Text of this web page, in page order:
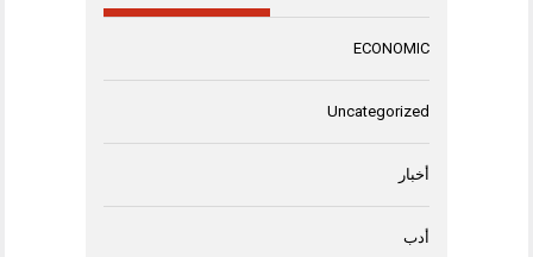
ECONOMIC
Uncategorized
أخبار
أدب